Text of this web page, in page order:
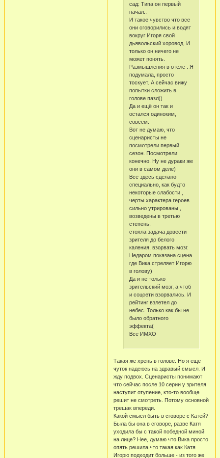
сад: Типа он первый
начал..
И такое чувство что все
они сговорились и водят
вокруг Игоря свой
дьявольский хоровод. И
только он ничего не
может понять.
Размышления в отеле . Я
подумала, просто
тоскует. А сейчас вижу
попытки сложить в
голове пазл))
Да и ещё он так и
остался одиноким,
совсем.
Вот не думаю, что
сценаристы не
посмотрели первый
сезон. Посмотрели
конечно. Ну не дураки же
они в самом деле)
Все здесь сделано
специально, как будто
некоторые слабости ,
черты характера героев
сильно утрированы ,
возведены в третью
степень.
стояла задача довести
зрителя до белого
каления, взорвать мозг.
Недаром показана сцена
где Вика стреляет Игорю
в голову)
Да и не только
зрительский мозг, а чтоб
и соцсети взорвались. И
рейтинг взлетел до
небес. Только как бы не
было обратного
эффекта(
Все ИМХО
Такая же хрень в голове. Но я еще
чуток надеюсь на здравый смысл. И
жду подвох. Сценаристы понимают
что сейчас после 10 серии у зрителя
наступит отупение, кто-то вообще
решит не смотреть. Потому основной
трешак впереди.
Какой смысл быть в сговоре с Катей?
Была бы она в сговоре, разве Катя
уходила бы с такой победной миной
на лице? Нее, думаю что Вика просто
опять решила что такая как Катя
Игорю подходит больше - из того же